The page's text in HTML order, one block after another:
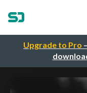
Upgrade to Pro